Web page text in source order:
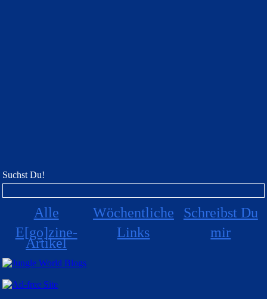
Suchst Du!
Alle
E[go]zine-
Artikel
Wöchentliche
Links
Schreibst Du
mir